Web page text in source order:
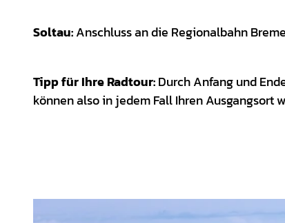
Soltau:Anschluss an die Regionalbahn
Tipp für Ihre Radtour:Durch Anfang und
können also in jedem Fall Ihren Ausgangsort